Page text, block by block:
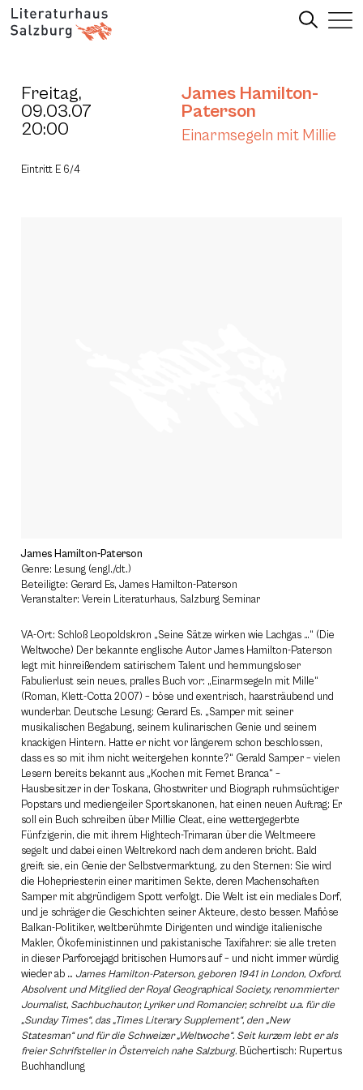
Freitag,
09.03.07
20:00
James Hamilton-
Paterson
Einarmsegeln mit Millie
Eintritt E 6/4
James Hamilton-Paterson
Genre: Lesung (engl./dt.)
Beteiligte: Gerard Es, James Hamilton-Paterson
Veranstalter: Verein Literaturhaus, Salzburg Seminar
VA-Ort: Schloß Leopoldskron „Seine Sätze wirken wie Lachgas …“ (Die
Weltwoche) Der bekannte englische Autor James Hamilton-Paterson
legt mit hinreißendem satirischem Talent und hemmungsloser
Fabulierlust sein neues, pralles Buch vor: „Einarmsegeln mit Mille“
(Roman, Klett-Cotta 2007) – böse und exentrisch, haarsträubend und
wunderbar. Deutsche Lesung: Gerard Es. „Samper mit seiner
musikalischen Begabung, seinem kulinarischen Genie und seinem
knackigen Hintern. Hatte er nicht vor längerem schon beschlossen,
dass es so mit ihm nicht weitergehen konnte?“ Gerald Samper – vielen
Lesern bereits bekannt aus „Kochen mit Fernet Branca“ –
Hausbesitzer in der Toskana, Ghostwriter und Biograph ruhmsüchtiger
Popstars und mediengeiler Sportskanonen, hat einen neuen Auftrag: Er
soll ein Buch schreiben über Millie Cleat, eine wettergegerbte
Fünfzigerin, die mit ihrem Hightech-Trimaran über die Weltmeere
segelt und dabei einen Weltrekord nach dem anderen bricht. Bald
greift sie, ein Genie der Selbstvermarktung, zu den Sternen: Sie wird
die Hohepriesterin einer maritimen Sekte, deren Machenschaften
Samper mit abgründigem Spott verfolgt. Die Welt ist ein mediales Dorf,
und je schräger die Geschichten seiner Akteure, desto besser. Mafiöse
Balkan-Politiker, weltberühmte Dirigenten und windige italienische
Makler, Ökofeministinnen und pakistanische Taxifahrer: sie alle treten
in dieser Parforcejagd britischen Humors auf – und nicht immer würdig
wieder ab … James Hamilton-Paterson, geboren 1941 in London, Oxford.
Absolvent und Mitglied der Royal Geographical Society, renommierter
Journalist, Sachbuchautor, Lyriker und Romancier, schreibt u.a. für die
„Sunday Times“, das „Times Literary Supplement“, den „New
Statesman“ und für die Schweizer „Weltwoche“. Seit kurzem lebt er als
freier Schrifsteller in Österreich nahe Salzburg. Büchertisch: Rupertus
Buchhandlung